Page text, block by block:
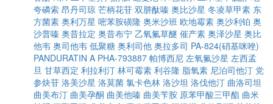
夸磷索 昂丹司琼 芒柄花苷 双肼酞嗪 奥比沙星 冬凌草甲素 东
方菌素 奥利万星 嘧苯胺磺隆 奥米沙班 欧地霉素 奥沙利铂 奥
沙普嗪 奥昔拉定 奥昔布宁 乙氧氟草醚 催产素 奥泽沙星 奥比
他韦 奥司他韦 低聚糖 奥利司他 奥拉多司 PA-824(硝基咪唑)
PANDURATIN A PHA-793887 帕博西尼 左氧氟沙星 左西孟
旦 甘草西定 利拉利汀 林可霉素 利谷隆 脂氧素 尼泊司他汀 党
参炔苷 洛美沙星 洛莫菌 氯卡色林 洛沙坦 洛伐他汀 曲洛司坦
曲美布汀 曲美孕酮 曲美他嗪 曲美苄胺 原苯甲酸三甲酯 曲米